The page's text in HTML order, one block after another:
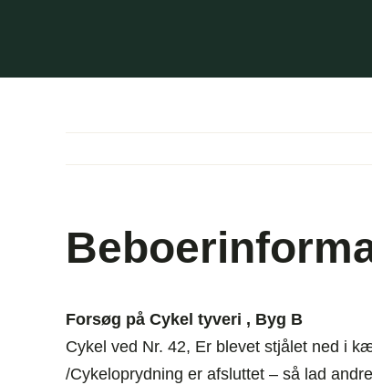
Forsøg på Cykel tyveri , Byg B
Cykel ved Nr. 42, Er blevet stjålet ned i
/Cykeloprydning er afsluttet – så lad